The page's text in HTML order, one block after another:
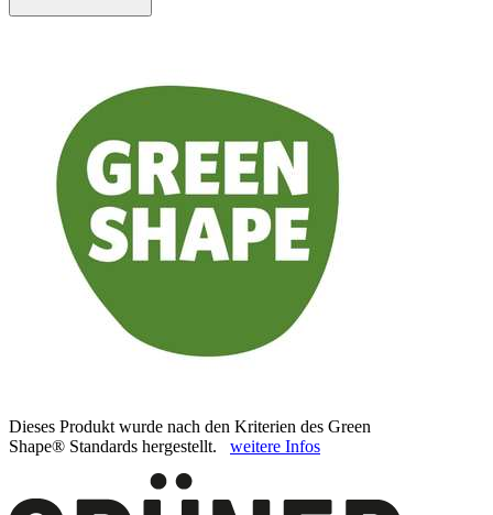
Dieses Produkt wurde nach den Kriterien des Green
Shape® Standards hergestellt. weitere Infos